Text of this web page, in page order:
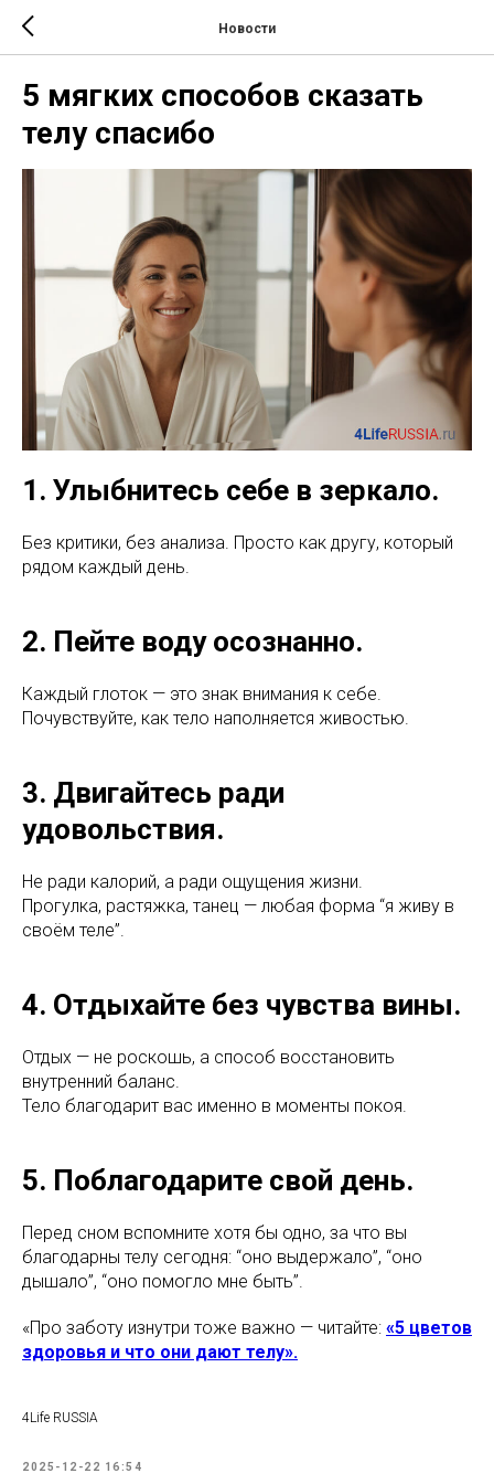
Новости
5 мягких способов сказать
телу спасибо
1. Улыбнитесь себе в зеркало.
Без критики, без анализа. Просто как другу, который
рядом каждый день.
2. Пейте воду осознанно.
Каждый глоток — это знак внимания к себе.
Почувствуйте, как тело наполняется живостью.
3. Двигайтесь ради
удовольствия.
Не ради калорий, а ради ощущения жизни.
Прогулка, растяжка, танец — любая форма “я живу в
своём теле”.
4. Отдыхайте без чувства вины.
Отдых — не роскошь, а способ восстановить
внутренний баланс.
Тело благодарит вас именно в моменты покоя.
5. Поблагодарите свой день.
Перед сном вспомните хотя бы одно, за что вы
благодарны телу сегодня: “оно выдержало”, “оно
дышало”, “оно помогло мне быть”.
«Про заботу изнутри тоже важно — читайте: «5 цветов
здоровья и что они дают телу».
4Life RUSSIA
2025-12-22 16:54